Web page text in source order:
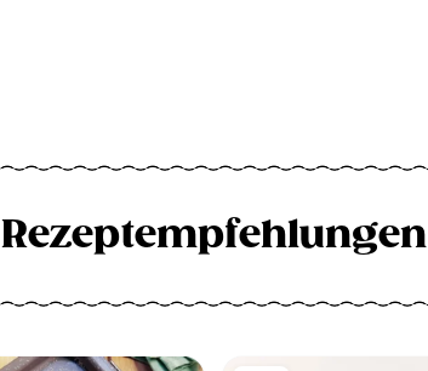
Rezeptempfehlungen